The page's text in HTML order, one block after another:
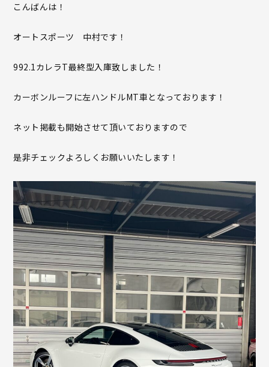
こんばんは！
オートスポーツ 中村です！
992.1カレラT最終型入庫致しました！
カーボンルーフに左ハンドルMT車となっております！
ネット掲載も開始させて頂いておりますので
是非チェックよろしくお願いいたします！